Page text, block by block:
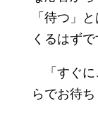
「待つ」
くるはず
「すぐに
らでお待ち